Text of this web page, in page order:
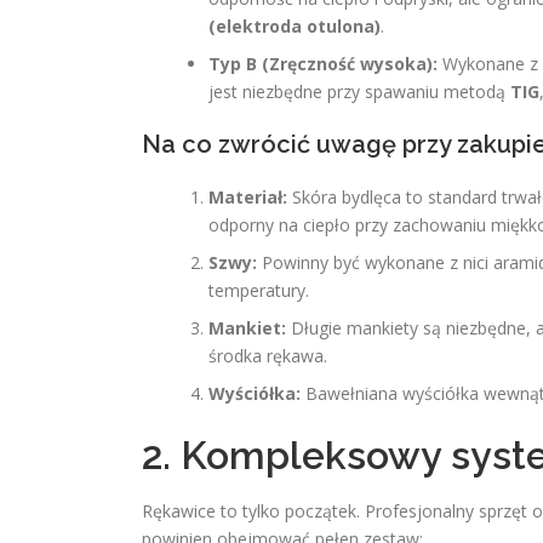
(elektroda otulona).
Typ B (Zręczność wysoka): Wykonane
jest niezbędne przy spawaniu metodą TIG
Na co zwrócić uwagę przy
Materiał: Skóra bydlęca to standard
odporny na ciepło przy zachowaniu
Szwy: Powinny być wykonane z nici
temperatury.
Mankiet: Długie mankiety są
środka rękawa.
Wyściółka: Bawełniana wyściółka
2. Kompleksowy
Rękawice to tylko początek. Profesjonalny sprzęt